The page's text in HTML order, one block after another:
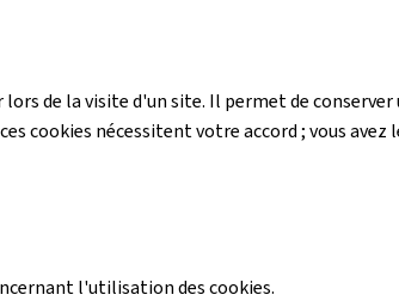
de la visite d'un site. Il permet de
cookies nécessitent votre accord ; vous avez
l'utilisation des cookies.